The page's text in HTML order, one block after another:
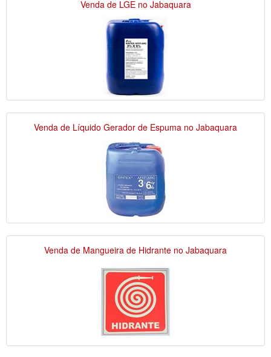
Venda de LGE no Jabaquara
Venda de Líquido Gerador de Espuma no Jabaquara
Venda de Mangueira de Hidrante no Jabaquara